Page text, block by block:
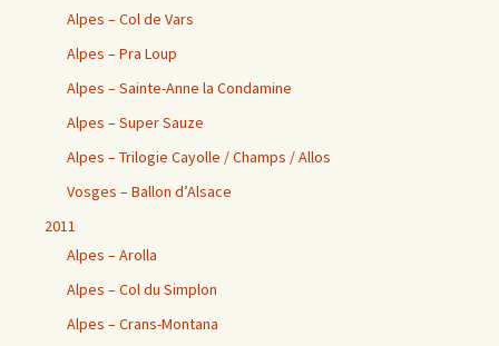
Alpes – Col de Vars
Alpes – Pra Loup
Alpes – Sainte-Anne la Condamine
Alpes – Super Sauze
Alpes – Trilogie Cayolle / Champs / Allos
Vosges – Ballon d’Alsace
2011
Alpes – Arolla
Alpes – Col du Simplon
Alpes – Crans-Montana